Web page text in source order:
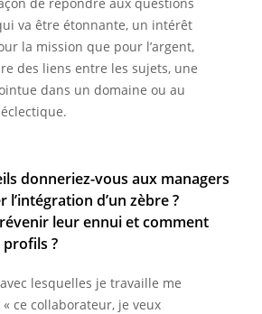
va être étonnante, un intérêt
la mission que pour l’argent,
des liens entre les sujets, une
dans un domaine ou au
donneriez-vous aux managers
l’intégration d’un zèbre ?
leur ennui et comment
?
lesquelles je travaille me
ce collaborateur, je veux